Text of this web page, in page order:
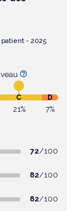
patient - 2025
C D
21% 7%
72/100
82/100
82/100